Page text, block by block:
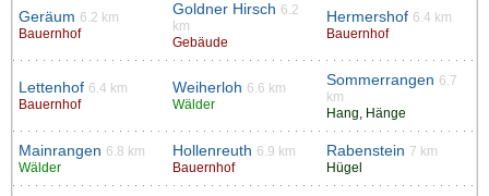
Geräum 6.2 km
Bauernhof
Goldner Hirsch 6.2
km
Gebäude
Hermershof 6.4 km
Bauernhof
Lettenhof 6.4 km
Bauernhof
Weiherloh 6.6 km
Wälder
Sommerrangen 6.7
km
Hang, Hänge
Mainrangen 6.8 km
Wälder
Hollenreuth 6.9 km
Bauernhof
Rabenstein 7 km
Hügel